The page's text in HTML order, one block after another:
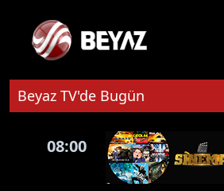
Beyaz TV'de Bugün
08:00